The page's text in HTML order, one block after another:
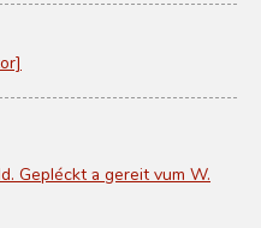
Gepléckt a gereit vum W.